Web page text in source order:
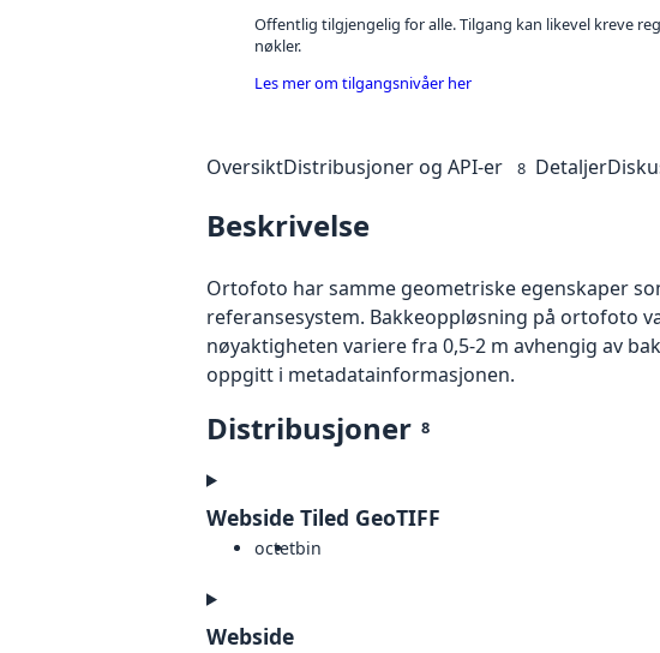
Offentlig tilgjengelig for alle. Tilgang kan likevel kreve
nøkler.
Les mer om tilgangsnivåer her
OversiktDistribusjoner og API-er 8 Detaljer
Beskrivelse
Ortofoto har samme geometriske egenskaper
referansesystem. Bakkeoppløsning på ortofoto
nøyaktigheten variere fra 0,5-2 m avhengig av
oppgitt i metadatainformasjonen.
Distribusjoner 8
Webside Tiled GeoTIFF
octetbin
Webside